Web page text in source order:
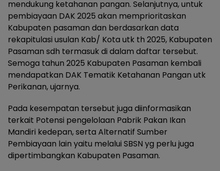
mendukung ketahanan pangan. Selanjutnya, untuk
pembiayaan DAK 2025 akan memprioritaskan
Kabupaten pasaman dan berdasarkan data
rekapitulasi usulan Kab/ Kota utk th 2025, Kabupaten
Pasaman sdh termasuk di dalam daftar tersebut.
Semoga tahun 2025 Kabupaten Pasaman kembali
mendapatkan DAK Tematik Ketahanan Pangan utk
Perikanan, ujarnya.
Pada kesempatan tersebut juga diinformasikan
terkait Potensi pengelolaan Pabrik Pakan Ikan
Mandiri kedepan, serta Alternatif Sumber
Pembiayaan lain yaitu melalui SBSN yg perlu juga
dipertimbangkan Kabupaten Pasaman.